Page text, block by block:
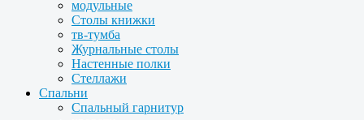
модульные
Столы книжки
тв-тумба
Журнальные столы
Настенные полки
Стеллажи
Спальни
Спальный гарнитур